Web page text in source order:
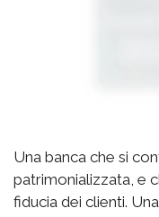
Una banca che si
patrimonializzata, e
fiducia dei clienti.